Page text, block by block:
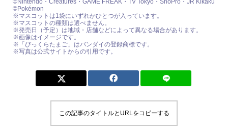
©Nintendo・Creatures・GAME FREAK・TV Tokyo・ShoPro・JR Kikaku
©Pokémon
※マスコットは1袋にいずれかひとつが入っています。
※マスコットの種類は選べません。
※発売日（予定）は地域・店舗などによって異なる場合があります。
※画像はイメージです。
※「びっくらたまご」はバンダイの登録商標です。
※写真は公式サイトからの引用です。
この記事のタイトルとURLをコピーする